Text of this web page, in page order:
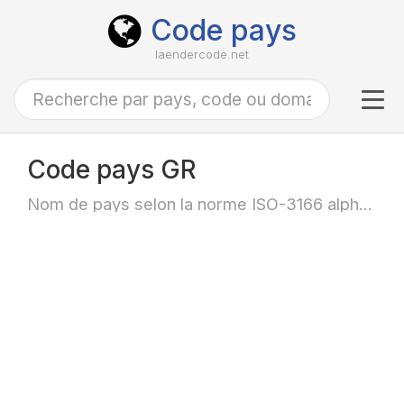
Code pays
laendercode.net
Code pays GR
Nom de pays selon la norme ISO-3166 alpha-2